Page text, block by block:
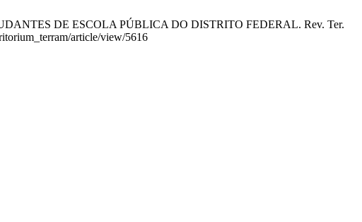
DE ESCOLA PÚBLICA DO DISTRITO FEDERAL. Rev. Ter.
article/view/5616